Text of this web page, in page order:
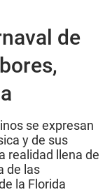
de
se expresan
y de sus
realidad llena de
de las
la Florida